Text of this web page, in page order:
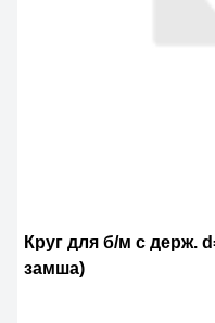
Круг для б/м с держ.
замша)